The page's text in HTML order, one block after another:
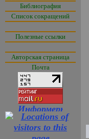
Библиография
Список сокращений
Полезные ссылки
Авторская страница
Почта